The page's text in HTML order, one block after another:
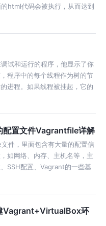
html代码会被执行，从而达到
类似，…
试和运行的程序，他显示了你
程序中的每个线程作为树的节
进程。如果线程被挂起，它的
常用的debug按钮： 1.表示当
置文件Vagrantfile详解
件，里面包含有大量的配置信
如网络、内存、主机名等，主
SSH配置、Vagrant的一些基
以它的配置语法也是Ruby…
Vagrant+VirtualBox环